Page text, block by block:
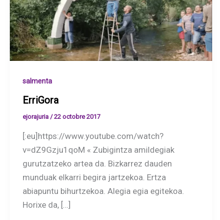
salmenta
ErriGora
ejorajuria /22 octobre 2017
[:eu]https://www.youtube.com/watch?
v=dZ9Gzju1qoM « Zubigintza amildegiak
gurutzatzeko artea da. Bizkarrez dauden
munduak elkarri begira jartzekoa. Ertza
abiapuntu bihurtzekoa. Alegia egia egitekoa.
Horixe da, […]